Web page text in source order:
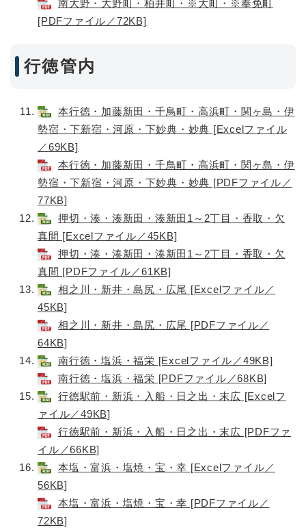
南大野・大野町・柏井町・※大町・※奉免町
[PDFファイル／72KB]
行徳管内
本行徳・加藤新田・千鳥町・高浜町・関ヶ島・伊
勢宿・下新宿・河原・下妙典・妙典 [Excelファイル
／69KB]
本行徳・加藤新田・千鳥町・高浜町・関ヶ島・伊
勢宿・下新宿・河原・下妙典・妙典 [PDFファイル／
77KB]
押切・湊・湊新田・湊新田1～2丁目・香取・欠
真間 [Excelファイル／45KB]
押切・湊・湊新田・湊新田1～2丁目・香取・欠
真間 [PDFファイル／61KB]
相之川・新井・島尻・広尾 [Excelファイル／
45KB]
相之川・新井・島尻・広尾 [PDFファイル／
64KB]
南行徳・塩浜・福栄 [Excelファイル／49KB]
南行徳・塩浜・福栄 [PDFファイル／68KB]
行徳駅前・新浜・入船・日之出・末広 [Excelフ
ァイル／49KB]
行徳駅前・新浜・入船・日之出・末広 [PDFファ
イル／66KB]
本塩・富浜・塩焼・宝・幸 [Excelファイル／
56KB]
本塩・富浜・塩焼・宝・幸 [PDFファイル／
72KB]